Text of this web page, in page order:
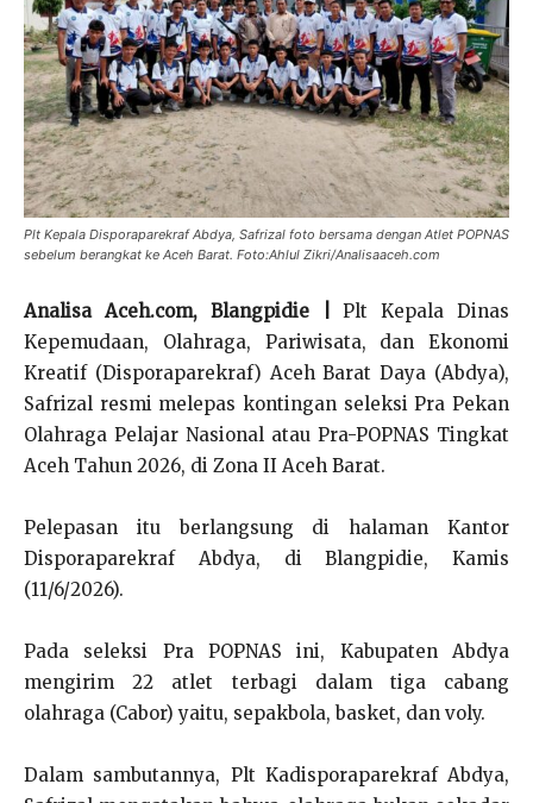
Plt Kepala Disporaparekraf Abdya, Safrizal foto bersama dengan Atlet POPNAS
sebelum berangkat ke Aceh Barat. Foto:Ahlul Zikri/Analisaaceh.com
Analisa Aceh.com, Blangpidie |
Plt Kepala Dinas
Kepemudaan, Olahraga, Pariwisata, dan Ekonomi
Kreatif (Disporaparekraf) Aceh Barat Daya (Abdya),
Safrizal resmi melepas kontingan seleksi Pra Pekan
Olahraga Pelajar Nasional atau Pra-POPNAS Tingkat
Aceh Tahun 2026, di Zona II Aceh Barat.
Pelepasan itu berlangsung di halaman Kantor
Disporaparekraf Abdya, di Blangpidie, Kamis
(11/6/2026).
Pada seleksi Pra POPNAS ini, Kabupaten Abdya
mengirim 22 atlet terbagi dalam tiga cabang
olahraga (Cabor) yaitu, sepakbola, basket, dan voly.
Dalam sambutannya, Plt Kadisporaparekraf Abdya,